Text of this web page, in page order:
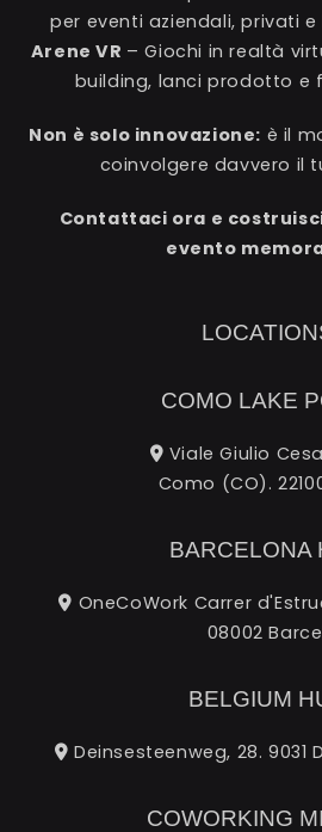
per eventi aziendali, privati
Arene VR – Giochi in realtà
building, lanci prodotto e
Non è solo innovazione: è il
coinvolgere davvero il
Contattaci ora e
evento
COMO LAKE
Viale Giulio
Como (CO).
BARCELONA
OneCoWork Carrer
08002
BELGIUM
Deinsesteenweg, 28. 9031
COWORKING